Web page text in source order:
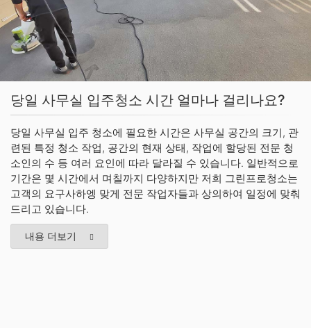
당일 사무실 입주청소 시간 얼마나 걸리나요?
당일 사무실 입주 청소에 필요한 시간은 사무실 공간의 크기, 관
련된 특정 청소 작업, 공간의 현재 상태, 작업에 할당된 전문 청
소인의 수 등 여러 요인에 따라 달라질 수 있습니다. 일반적으로
기간은 몇 시간에서 며칠까지 다양하지만 저희 그린프로청소는
고객의 요구사하엥 맞게 전문 작업자들과 상의하여 일정에 맞춰
드리고 있습니다.
내용 더보기